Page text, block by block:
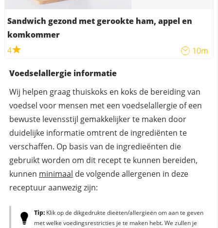
Sandwich gezond met gerookte ham, appel en
komkommer
4
10m
Voedselallergie informatie
Wij helpen graag thuiskoks en koks de bereiding van
voedsel voor mensen met een voedselallergie of een
bewuste levensstijl gemakkelijker te maken door
duidelijke informatie omtrent de ingrediënten te
verschaffen. Op basis van de ingredieënten die
gebruikt worden om dit recept te kunnen bereiden,
kunnen minimaal de volgende allergenen in deze
receptuur aanwezig zijn:
Tip:Klik op de dikgedrukte dieëten/allergieën om aan te geven
met welke voedingsrestricties je te maken hebt. We zullen je